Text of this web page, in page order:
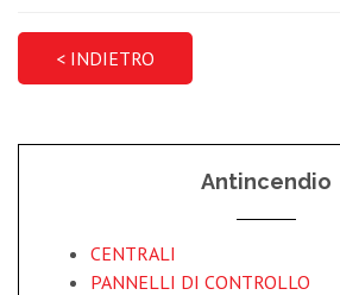
Antincendio
CENTRALI
PANNELLI DI CONTROLLO